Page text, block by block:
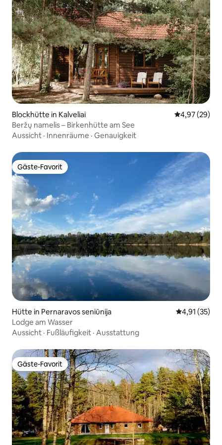
Blockhütte in Kalveliai
4,97 (29)
Beržų namelis – Birkenhütte am See
Aussicht · Innenräume · Genauigkeit
Gäste-Favorit
Gäste-Favorit
Hütte in Pernaravos seniūnija
4,91 (35)
Lodge am Wasser
Aussicht · Fußläufigkeit · Ausstattung
Gäste-Favorit
Gäste-Favorit